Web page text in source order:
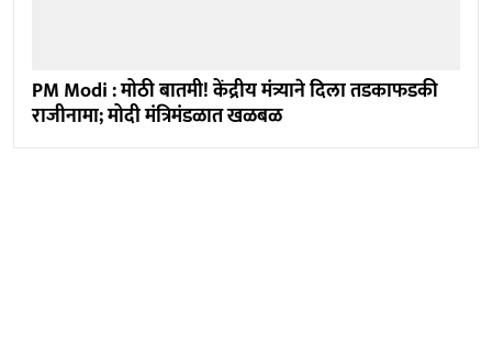
PM Modi : मोठी बातमी! केंद्रीय मंत्र्याने दिला तडकाफडकी
राजीनामा; मोदी मंत्रिमंडळात खळबळ